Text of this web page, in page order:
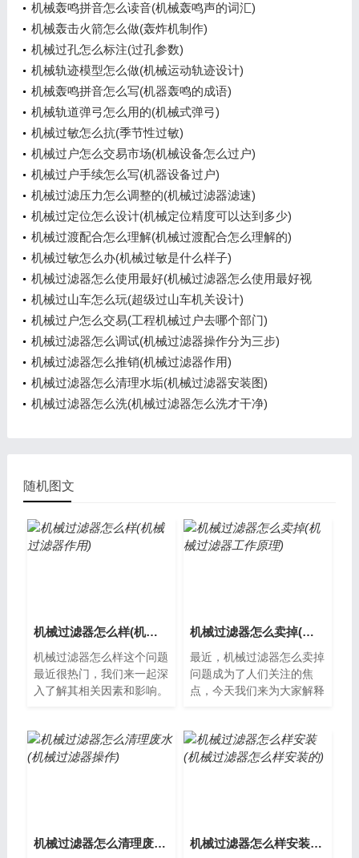
机械轰鸣拼音怎么读音(机械轰鸣声的词汇)
机械轰击火箭怎么做(轰炸机制作)
机械过孔怎么标注(过孔参数)
机械轨迹模型怎么做(机械运动轨迹设计)
机械轰鸣拼音怎么写(机器轰鸣的成语)
机械轨道弹弓怎么用的(机械式弹弓)
机械过敏怎么抗(季节性过敏)
机械过户怎么交易市场(机械设备怎么过户)
机械过户手续怎么写(机器设备过户)
机械过滤压力怎么调整的(机械过滤器滤速)
机械过定位怎么设计(机械定位精度可以达到多少)
机械过渡配合怎么理解(机械过渡配合怎么理解的)
机械过敏怎么办(机械过敏是什么样子)
机械过滤器怎么使用最好(机械过滤器怎么使用最好视
频)
机械过山车怎么玩(超级过山车机关设计)
机械过户怎么交易(工程机械过户去哪个部门)
机械过滤器怎么调试(机械过滤器操作分为三步)
机械过滤器怎么推销(机械过滤器作用)
机械过滤器怎么清理水垢(机械过滤器安装图)
机械过滤器怎么洗(机械过滤器怎么洗才干净)
随机图文
机械过滤器怎么样(机械过滤器作用)
机械过滤器怎么样这个问题
最近很热门，我们来一起深
入了解其相关因素和影响。
备，它通过...
机械过滤器怎么卖掉(机械过滤器工作原理)
最近，机械过滤器怎么卖掉
问题成为了人们关注的焦
点，今天我们来为大家解释
高，机械过滤器...
机械过滤器怎么清理废水(机械过滤器操作) 机械过滤器怎么样安装(机械过滤器怎么样安装的)